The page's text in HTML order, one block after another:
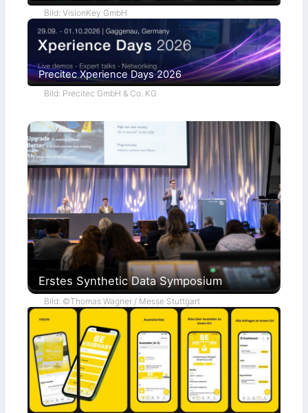
Bild: VisionKey GmbH
Precitec Xperience Days 2026
Bild: Precitec GmbH & Co. KG
Erstes Synthetic Data Symposium
Bild: ©Thomas Wagner / Messe Stuttgart